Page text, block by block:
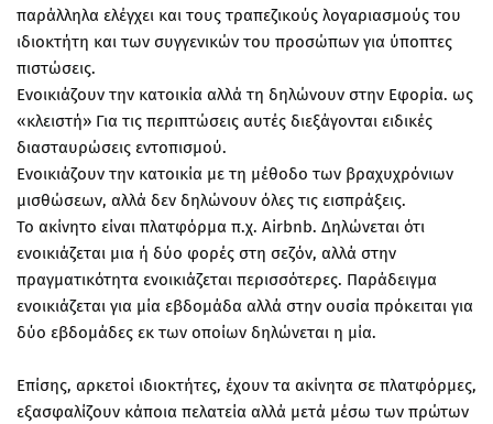
παράλληλα ελέγχει και τους τραπεζικούς λογαριασμούς του
ιδιοκτήτη και των συγγενικών του προσώπων για ύποπτες
πιστώσεις.
Ενοικιάζουν την κατοικία αλλά τη δηλώνουν στην Εφορία. ως
«κλειστή» Για τις περιπτώσεις αυτές διεξάγονται ειδικές
διασταυρώσεις εντοπισμού.
Ενοικιάζουν την κατοικία με τη μέθοδο των βραχυχρόνιων
μισθώσεων, αλλά δεν δηλώνουν όλες τις εισπράξεις.
Το ακίνητο είναι πλατφόρμα π.χ. Airbnb. Δηλώνεται ότι
ενοικιάζεται μια ή δύο φορές στη σεζόν, αλλά στην
πραγματικότητα ενοικιάζεται περισσότερες. Παράδειγμα
ενοικιάζεται για μία εβδομάδα αλλά στην ουσία πρόκειται για
δύο εβδομάδες εκ των οποίων δηλώνεται η μία.
Επίσης, αρκετοί ιδιοκτήτες, έχουν τα ακίνητα σε πλατφόρμες,
εξασφαλίζουν κάποια πελατεία αλλά μετά μέσω των πρώτων